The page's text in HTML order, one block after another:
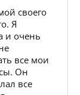
своего
Я
и очень
все мои
Он
все